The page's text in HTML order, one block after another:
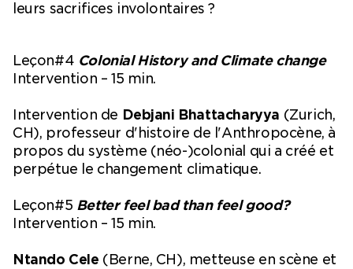
leurs sacrifices involontaires ?
Leçon#4 Colonial History and Climate change
Intervention – 15 min.
Intervention de Debjani Bhattacharyya (Zurich,
CH), professeur d'histoire de l'Anthropocène, à
propos du système (néo-)colonial qui a créé et
perpétue le changement climatique.
Leçon#5 Better feel bad than feel good?
Intervention – 15 min.
Ntando Cele (Berne, CH), metteuse en scène et